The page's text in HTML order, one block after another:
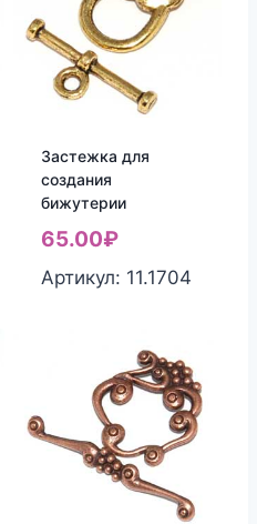
Застежка для
создания
бижутерии
65.00₽
Артикул: 11.1704